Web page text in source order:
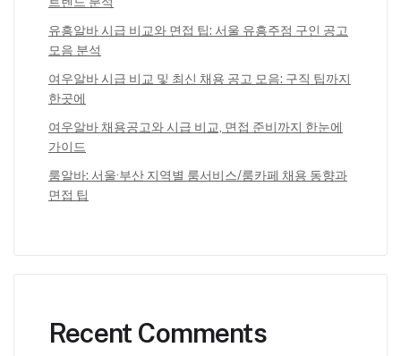
유흥알바 시급 비교와 면접 팁: 서울 유흥주점 구인 공고
모음 분석
여우알바 시급 비교 및 최신 채용 공고 모음: 구직 팁까지
한곳에
여우알바 채용공고와 시급 비교, 면접 준비까지 한눈에
가이드
룸알바: 서울·부산 지역별 룸서비스/룸카페 채용 동향과
면접 팁
Recent Comments